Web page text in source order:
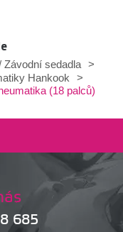
Závodní sedadla
>
Hankook
>
(18 palců)
685